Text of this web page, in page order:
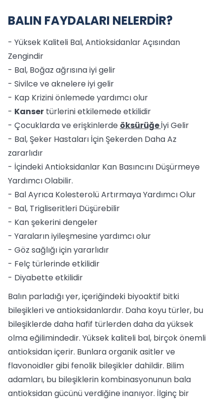
BALIN FAYDALARI NELERDİR?
- Yüksek Kaliteli Bal, Antioksidanlar Açısından
Zengindir
- Bal, Boğaz ağrısına iyi gelir
- Sivilce ve aknelere iyi gelir
- Kap Krizini önlemede yardımcı olur
- Kanser türlerini etkilemede etkilidir
- Çocuklarda ve erişkinlerde öksürüğeİyi Gelir
- Bal, Şeker Hastaları İçin Şekerden Daha Az
zararlıdır
- İçindeki Antioksidanlar Kan Basıncını Düşürmeye
Yardımcı Olabilir.
- Bal Ayrıca Kolesterolü Artırmaya Yardımcı Olur
- Bal, Trigliseritleri Düşürebilir
- Kan şekerini dengeler
- Yaraların iyileşmesine yardımcı olur
- Göz sağlığı için yararlıdır
- Felç türlerinde etkilidir
- Diyabette etkilidir
Balın parladığı yer, içeriğindeki biyoaktif bitki
bileşikleri ve antioksidanlardır. Daha koyu türler, bu
bileşiklerde daha hafif türlerden daha da yüksek
olma eğilimindedir. Yüksek kaliteli bal, birçok önemli
antioksidan içerir. Bunlara organik asitler ve
flavonoidler gibi fenolik bileşikler dahildir. Bilim
adamları, bu bileşiklerin kombinasyonunun bala
antioksidan gücünü verdiğine inanıyor. İlginç bir